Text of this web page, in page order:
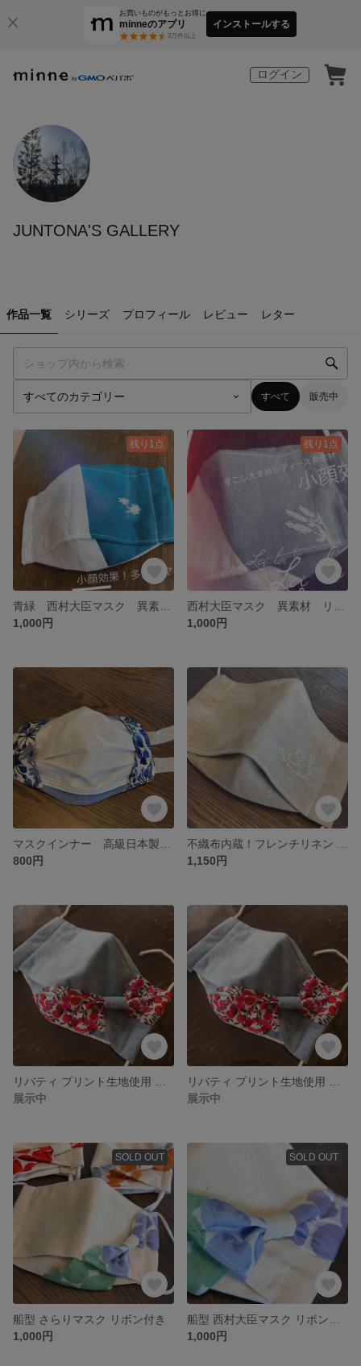
お買いものがもっとお得に
minneのアプリ
3万件以上
インストールする
ログイン
JUNTONA'S GALLERY
作品一覧 シリーズ プロフィール レビュー レター
すべて 販売中
残り1点
1,000円
残り1点
1,000円
800円
1,150円
展示中
展示中
SOLD OUT
船型 さらりマスク リボン付き
1,000円
SOLD OUT
1,000円